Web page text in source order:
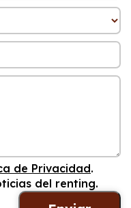
de Privacidad.
del renting.